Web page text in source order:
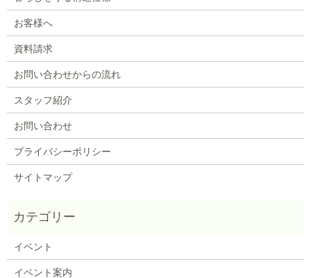
お客様へ
資料請求
お問い合わせからの流れ
スタッフ紹介
お問い合わせ
プライバシーポリシー
サイトマップ
イベント
イベント案内